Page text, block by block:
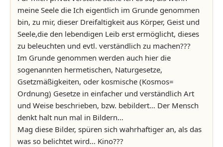
meine Seele die Ich eigentlich im Grunde genommen
bin, zu mir, dieser Dreifaltigkeit aus Körper, Geist und
Seele,die den lebendigen Leib erst ermöglicht, dieses
zu beleuchten und evtl. verständlich zu machen???
Im Grunde genommen werden auch hier die
sogenannten hermetischen, Naturgesetze,
Gsetzmäßigkeiten, oder kosmische (Kosmos=
Ordnung) Gesetze in einfacher und verständlich Art
und Weise beschrieben, bzw. bebildert… Der Mensch
denkt halt nun mal in Bildern…
Mag diese Bilder, spüren sich wahrhaftiger an, als das
was so belichtet wird… Kino???